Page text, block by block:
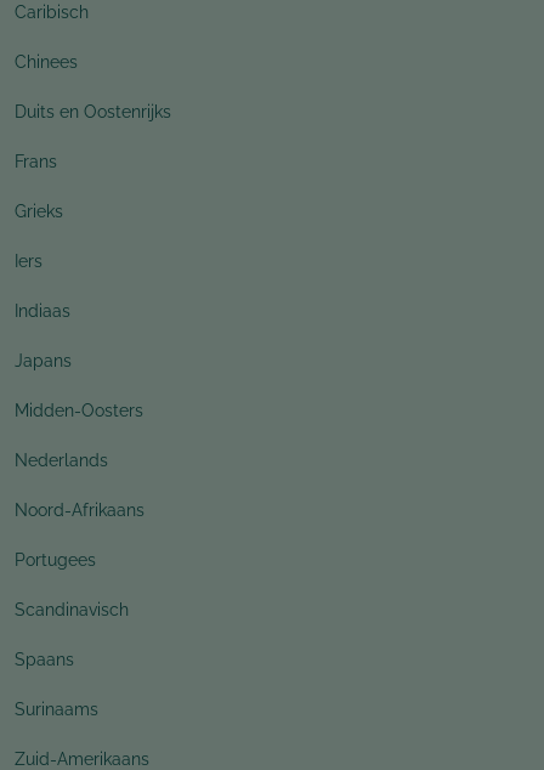
Caribisch
Chinees
Duits en Oostenrijks
Frans
Grieks
Iers
Indiaas
Japans
Midden-Oosters
Nederlands
Noord-Afrikaans
Portugees
Scandinavisch
Spaans
Surinaams
Zuid-Amerikaans